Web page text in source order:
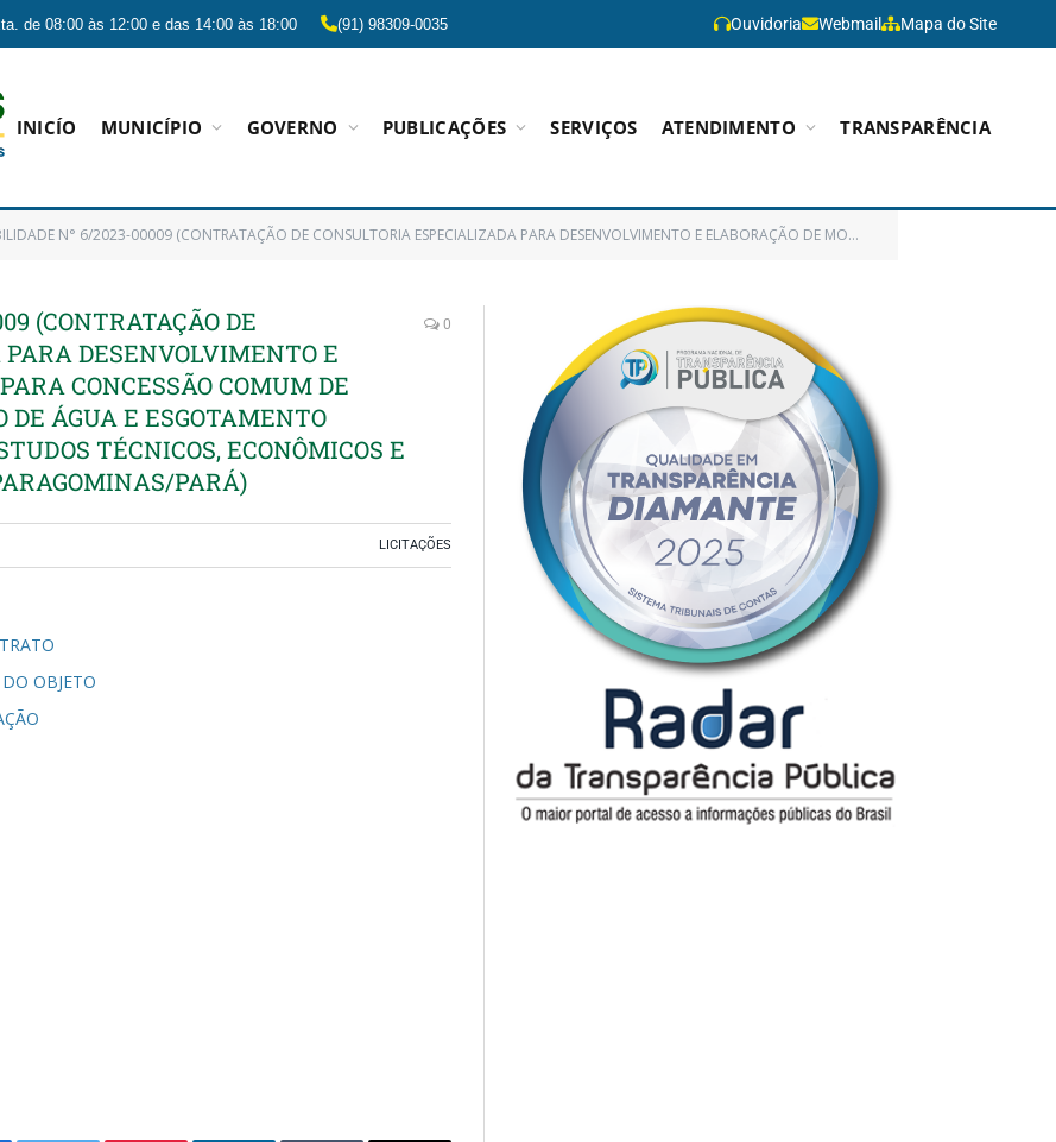
de 08:00 às 12:00 e das 14:00 às 18:00 (91) 98309-0035 Ouvidoria Webmail Mapa do Site
INICÍO MUNICÍPIO GOVERNO PUBLICAÇÕES SERVIÇOS ATENDIMENTO TRANSPARÊNCIA
00009 (CONTRATAÇÃO DE CONSULTORIA ESPECIALIZADA PARA DESENVOLVIMENTO E ELABORAÇÃO DE MODELAGEM PARA CONCESSÃO COMUM DE SERVIÇOS DE ABASTECIMENTO DE ÁGUA E ESGOTAMENTO SANITÁRIO REFERENTE AOS ESTUDOS TÉCNICOS, ECONÔMICOS E JURÍDICOS, NO MUNICÍPIO DE PARAGOMINAS/PARÁ)
(CONTRATAÇÃO DE
DESENVOLVIMENTO E
CONCESSÃO COMUM DE
ÁGUA E ESGOTAMENTO
TÉCNICOS, ECONÔMICOS E
PARÁ)
0
LICITAÇÕES
OBJETO